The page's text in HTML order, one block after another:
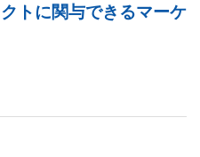
トに関与できるマーケ